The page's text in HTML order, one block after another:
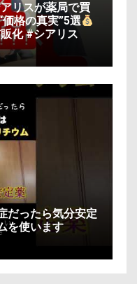
リスが薬局で買
格の真実”5選
化 #シアリス
だったら気分安定
を使います